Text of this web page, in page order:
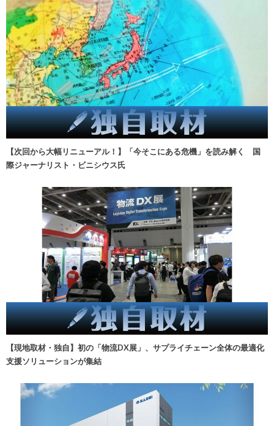
【次回から大幅リニューアル！】「今そこにある危機」を読み解く 国
際ジャーナリスト・ビニシウス氏
【現地取材・独自】初の「物流DX展」、サプライチェーン全体の最適化
支援ソリューションが集結